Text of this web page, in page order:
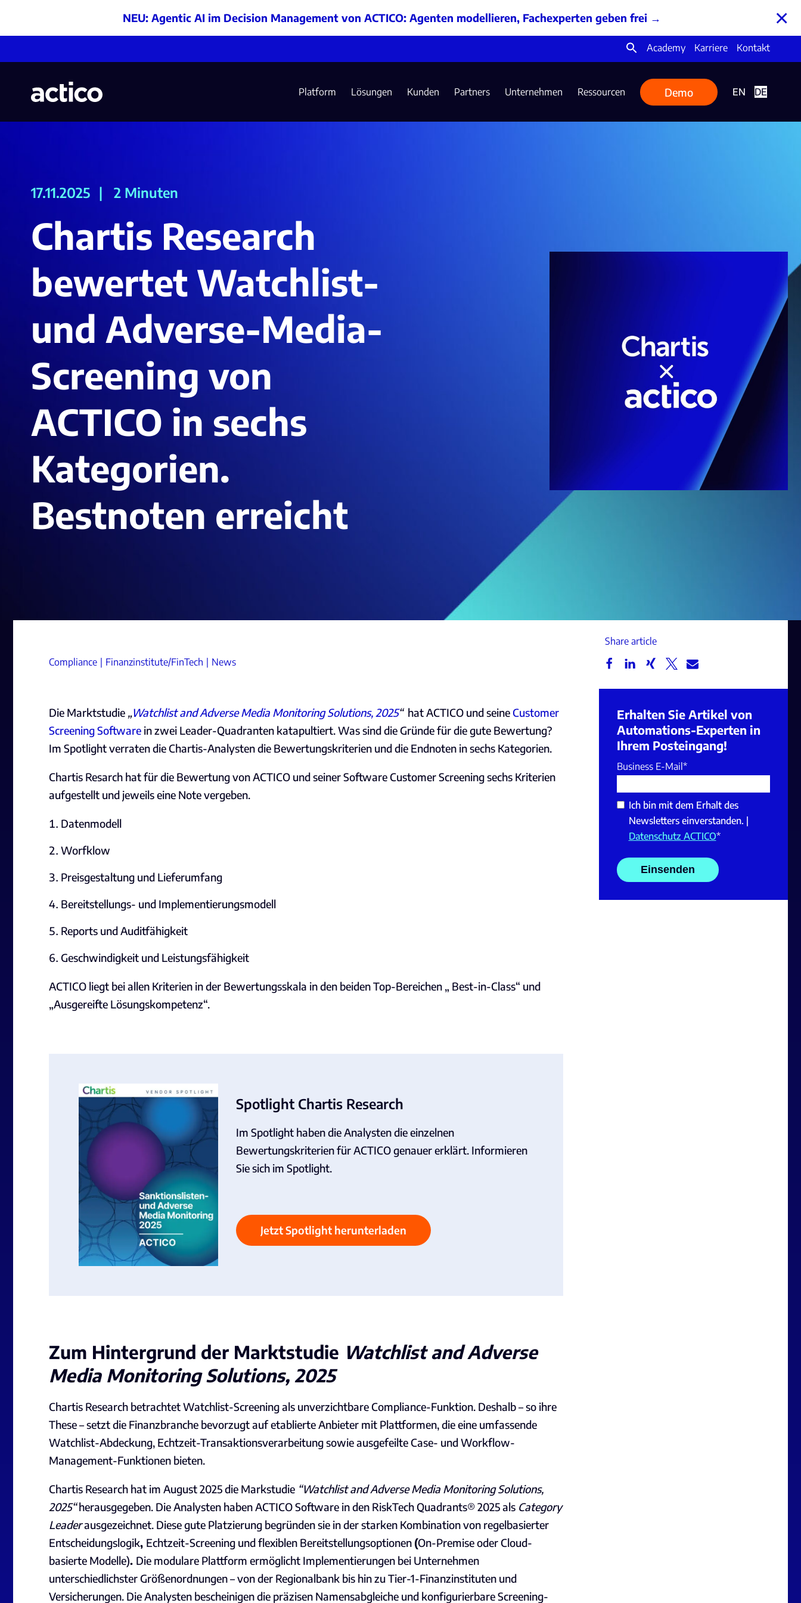
NEU: Agentic AI im Decision Management von ACTICO: Agenten modellieren, Fachexperten geben frei→ ×
Search
for:
Academy Karriere Kontakt
Platform Lösungen Kunden Partners Unternehmen Ressourcen Demo EN DE
17.11.2025 | 2 Minuten
Chartis Research
bewertet Watchlist-
und Adverse-Media-
Screening von
ACTICO in sechs
Kategorien.
Bestnoten erreicht
Compliance Finanzinstitute/FinTech News
Die Marktstudie „Watchlist and Adverse Media Monitoring Solutions, 2025“ hat ACTICO und seine Customer
Screening Software in zwei Leader-Quadranten katapultiert. Was sind die Gründe für die gute Bewertung?
Im Spotlight verraten die Chartis-Analysten die Bewertungskriterien und die Endnoten in sechs Kategorien.
Chartis Resarch hat für die Bewertung von ACTICO und seiner Software Customer Screening sechs Kriterien
aufgestellt und jeweils eine Note vergeben.
Datenmodell
Worfklow
Preisgestaltung und Lieferumfang
Bereitstellungs- und Implementierungsmodell
Reports und Auditfähigkeit
Geschwindigkeit und Leistungsfähigkeit
ACTICO liegt bei allen Kriterien in der Bewertungsskala in den beiden Top-Bereichen „ Best-in-Class“ und
„Ausgereifte Lösungskompetenz“.
Spotlight Chartis Research
Im Spotlight haben die Analysten die einzelnen
Bewertungskriterien für ACTICO genauer erklärt. Informieren
Sie sich im Spotlight.
Jetzt Spotlight herunterladen
Zum Hintergrund der Marktstudie Watchlist and Adverse
Media Monitoring Solutions, 2025
Chartis Research betrachtet Watchlist-Screening als unverzichtbare Compliance-Funktion. Deshalb – so ihre
These – setzt die Finanzbranche bevorzugt auf etablierte Anbieter mit Plattformen, die eine umfassende
Watchlist-Abdeckung, Echtzeit-Transaktionsverarbeitung sowie ausgefeilte Case- und Workflow-
Management-Funktionen bieten.
Chartis Research hat im August 2025 die Markstudie “Watchlist and Adverse Media Monitoring Solutions,
2025“herausgegeben. Die Analysten haben ACTICO Software in den RiskTechQuadrants® 2025als Category
Leaderausgezeichnet. Diese gute Platzierung begründen sie in der starken Kombination von regelbasierter
Entscheidungslogik, Echtzeit-Screening undflexiblen Bereitstellungsoptionen (On-Premiseoder Cloud-
basierte Modelle). Die modulare Plattform ermöglicht Implementierungen bei Unternehmen
unterschiedlichster Größenordnungen – von der Regionalbank bis hin zuTier-1-Finanzinstituten und
Versicherungen. Die Analysten bescheinigen die präzisen Namensabgleiche und konfigurierbare Screening-
Share article
Erhalten Sie Artikel von
Automations-Experten in
Ihrem Posteingang!
Business E-Mail *
Ich bin mit dem Erhalt des
Newsletters einverstanden. |
Datenschutz ACTICO*